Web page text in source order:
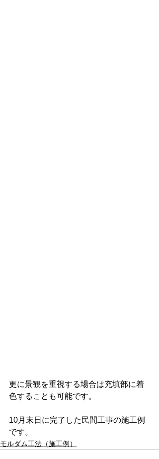
更に景観を重視する場合は充填部に着
色することも可能です。
10月末日に完了した民間工事の施工例
です。
モルダム工法（施工例）